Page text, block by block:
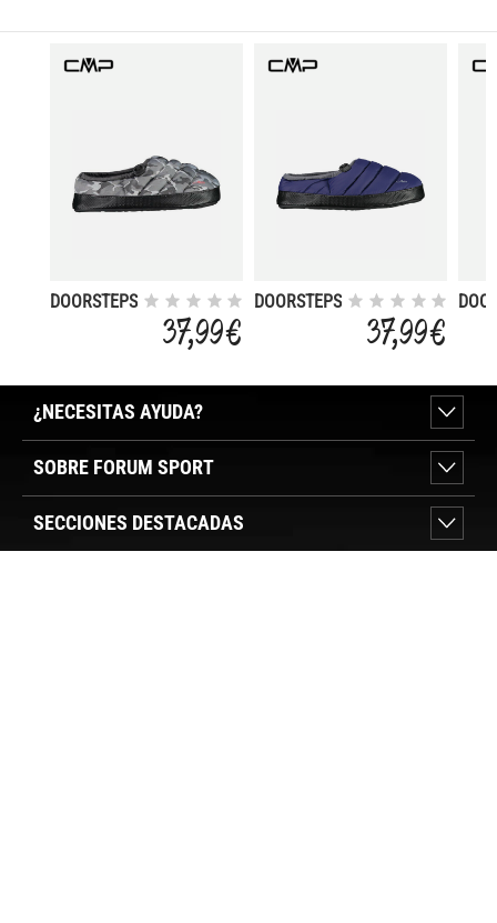
DOORSTEPS
37,99 €
DOORSTEPS
37,99 €
¿NECESITAS AYUDA?
SOBRE FORUM SPORT
SECCIONES DESTACADAS